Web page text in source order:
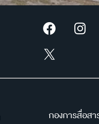
กองการสื่อส